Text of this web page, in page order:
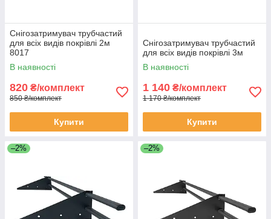
Снігозатримувач трубчастий
для всіх видів покрівлі 2м
8017
В наявності
820 ₴/комплект
850 ₴/комплект
Купити
Снігозатримувач трубчастий
для всіх видів покрівлі 3м
В наявності
1 140 ₴/комплект
1 170 ₴/комплект
Купити
–2% –2%